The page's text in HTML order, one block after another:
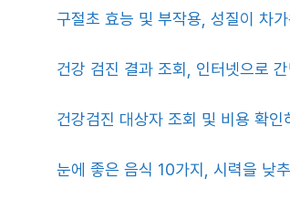
구절초 효능 및 부작용, 성질이 차
건강 검진 결과 조회, 인터넷으로
건강검진 대상자 조회 및 비용 확인
눈에 좋은 음식 10가지, 시력을 낮